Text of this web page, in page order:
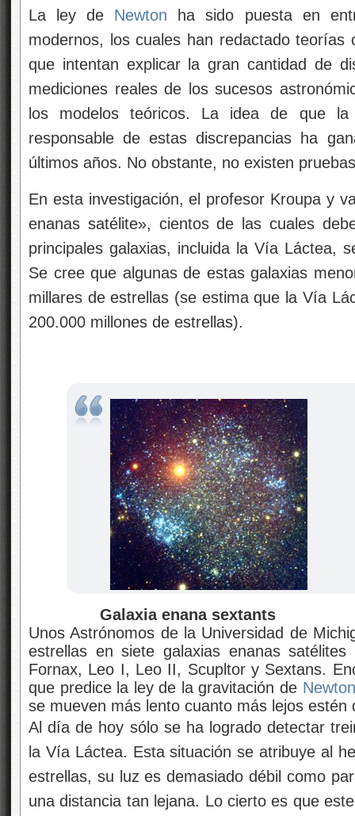
La ley de Newton ha sido puesta en
modernos, los cuales han redactado teorías
que intentan explicar la gran cantidad de
mediciones reales de los sucesos
los modelos teóricos. La idea de que
responsable de estas discrepancias ha
últimos años. No obstante, no existen
En esta investigación, el profesor Kroupa y
enanas satélite», cientos de las cuales
principales galaxias, incluida la Vía Láctea,
Se cree que algunas de estas galaxias
millares de estrellas (se estima que la Vía
200.000 millones de estrellas).
Galaxia enana sextants
Unos Astrónomos de la Universidad de
estrellas en siete galaxias enanas
Fornax, Leo I, Leo II, Scupltor y Sextans.
que predice la ley de la gravitación de Newton
se mueven más lento cuanto más lejos estén
Al día de hoy sólo se ha logrado detectar
la Vía Láctea. Esta situación se atribuye al
estrellas, su luz es demasiado débil como
una distancia tan lejana. Lo cierto es que